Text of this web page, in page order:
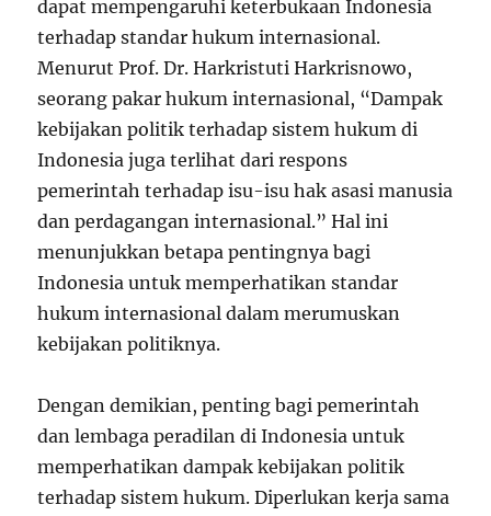
dapat mempengaruhi keterbukaan Indonesia
terhadap standar hukum internasional.
Menurut Prof. Dr. Harkristuti Harkrisnowo,
seorang pakar hukum internasional, “Dampak
kebijakan politik terhadap sistem hukum di
Indonesia juga terlihat dari respons
pemerintah terhadap isu-isu hak asasi manusia
dan perdagangan internasional.” Hal ini
menunjukkan betapa pentingnya bagi
Indonesia untuk memperhatikan standar
hukum internasional dalam merumuskan
kebijakan politiknya.
Dengan demikian, penting bagi pemerintah
dan lembaga peradilan di Indonesia untuk
memperhatikan dampak kebijakan politik
terhadap sistem hukum. Diperlukan kerja sama